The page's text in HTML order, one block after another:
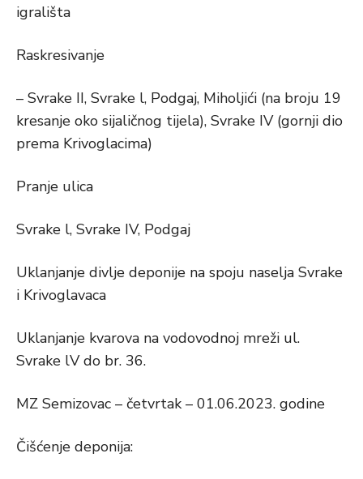
igrališta
Raskresivanje
– Svrake II, Svrake l, Podgaj, Miholjići (na broju 19
kresanje oko sijaličnog tijela), Svrake IV (gornji dio
prema Krivoglacima)
Pranje ulica
Svrake l, Svrake IV, Podgaj
Uklanjanje divlje deponije na spoju naselja Svrake
i Krivoglavaca
Uklanjanje kvarova na vodovodnoj mreži ul.
Svrake lV do br. 36.
MZ Semizovac – četvrtak – 01.06.2023. godine
Čišćenje deponija: